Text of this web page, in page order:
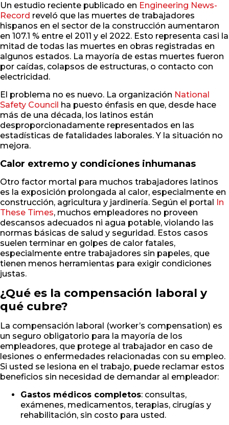
Un estudio reciente publicado en Engineering News-
Record reveló que las muertes de trabajadores
hispanos en el sector de la construcción aumentaron
en 107.1 % entre el 2011 y el 2022. Esto representa casi la
mitad de todas las muertes en obras registradas en
algunos estados. La mayoría de estas muertes fueron
por caídas, colapsos de estructuras, o contacto con
electricidad.
El problema no es nuevo. La organización National
Safety Council ha puesto énfasis en que, desde hace
más de una década, los latinos están
desproporcionadamente representados en las
estadísticas de fatalidades laborales. Y la situación no
mejora.
Calor extremo y condiciones inhumanas
Otro factor mortal para muchos trabajadores latinos
es la exposición prolongada al calor, especialmente en
construcción, agricultura y jardinería. Según el portal
In
These Times, muchos empleadores no proveen
descansos adecuados ni agua potable, violando las
normas básicas de salud y seguridad. Estos casos
suelen terminar en golpes de calor fatales,
especialmente entre trabajadores sin papeles, que
tienen menos herramientas para exigir condiciones
justas.
¿Qué es la compensación laboral y
qué cubre?
La compensación laboral (worker’s compensation) es
un seguro obligatorio para la mayoría de los
empleadores, que protege al trabajador en caso de
lesiones o enfermedades relacionadas con su empleo.
Si usted se lesiona en el trabajo, puede reclamar estos
beneficios sin necesidad de demandar al empleador:
Gastos médicos completos: consultas,
exámenes, medicamentos, terapias, cirugías y
rehabilitación, sin costo para usted.